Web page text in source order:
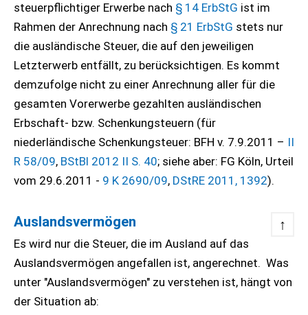
steuerpflichtiger Erwerbe nach § 14 ErbStG ist im
Rahmen der Anrechnung nach § 21 ErbStG stets nur
die ausländische Steuer, die auf den jeweiligen
Letzterwerb entfällt, zu berücksichtigen. Es kommt
demzufolge nicht zu einer Anrechnung aller für die
gesamten Vorerwerbe gezahlten ausländischen
Erbschaft- bzw. Schenkungsteuern (für
niederländische Schenkungsteuer: BFH v. 7.9.2011 – II
R 58/09, BStBl 2012 II S. 40; siehe aber: FG Köln, Urteil
vom 29.6.2011 - 9 K 2690/09, DStRE 2011, 1392).
Auslandsvermögen ↑
Es wird nur die Steuer, die im Ausland auf das
Auslandsvermögen angefallen ist, angerechnet. Was
unter "Auslandsvermögen" zu verstehen ist, hängt von
der Situation ab: